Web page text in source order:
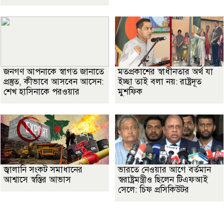
জনগণ আপনাকে স্বাগত জানাতে
প্রস্তুত, কীভাবে আসবেন আসেন:
শেখ হাসিনাকে পরওয়ার
মতপ্রকাশের স্বাধীনতার অর্থ যা
ইচ্ছা তাই বলা নয়: রাষ্ট্রদূত
মুশফিক
জ্বালানি সংকট সমাধানের
আশ্বাসে স্বস্তির আভাস
ভারতে নেওয়ার আগে বর্তমান
স্বরাষ্ট্রমন্ত্রীও ছিলেন টিএফআই
সেলে: চিফ প্রসিকিউটর